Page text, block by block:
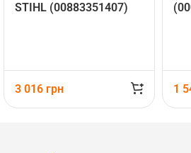
STIHL (00883351407)
3 016 грн 1